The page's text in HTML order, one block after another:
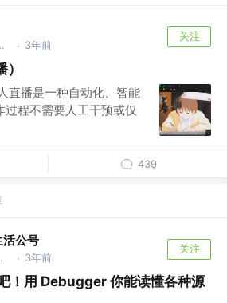
鹅到家 · 3年前
关注
直播是一种自动化、智能
程不需要人工干预或仅
439
活公号
活 · 3年前
关注
！用 Debugger 你能读懂各种源